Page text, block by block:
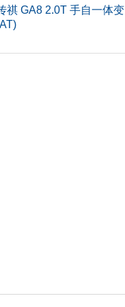
祺 GA8 2.0T 手自一体变